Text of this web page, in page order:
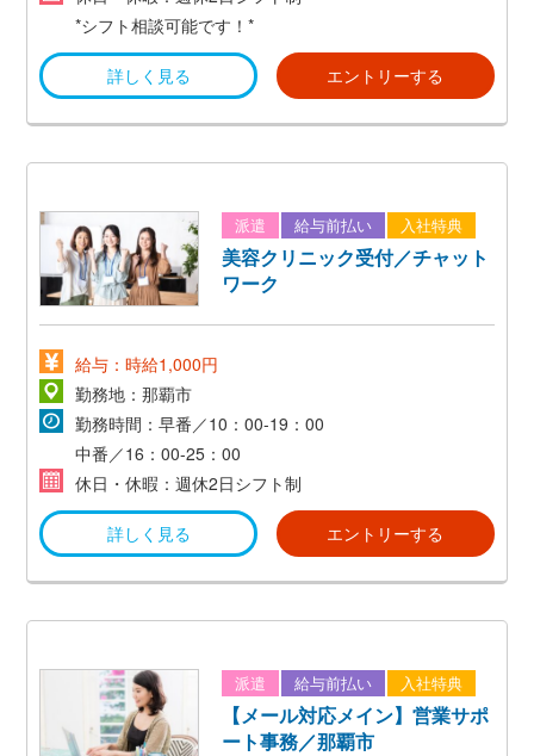
C 11:00 - 20:00
D 13:00 - 22:00
*シフト相談可能です！*
詳しく見る エントリーする
派遣 給与前払い 入社特典
美容クリニック受付／チャット
ワーク
給与：時給1,000円
勤務地：那覇市
勤務時間：早番／10：00-19：00
中番／16：00-25：00
休日・休暇：週休2日シフト制
詳しく見る エントリーする
派遣 給与前払い 入社特典
【メール対応メイン】営業サポ
ート事務／那覇市